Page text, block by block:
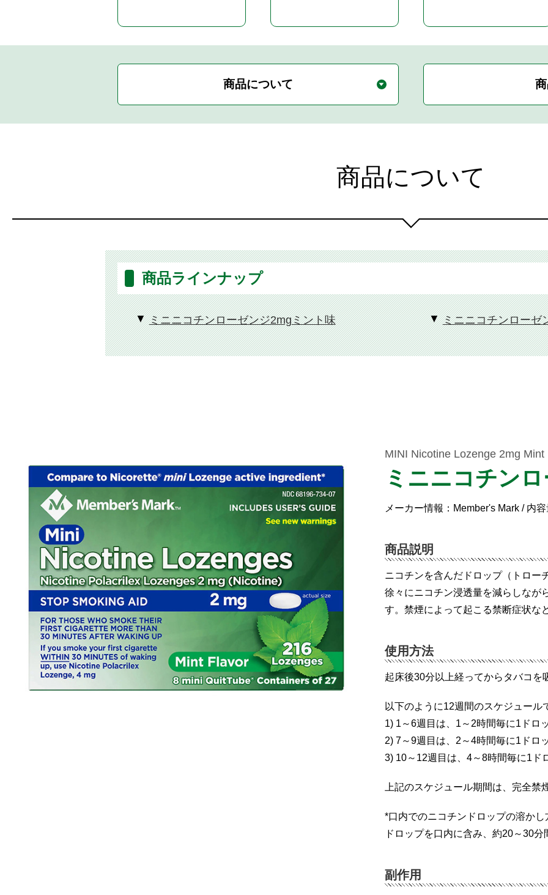
商品について
商品について
商品ラインナップ
ミニニコチンローゼンジ2mgミント味 ミニニコチンローゼ
MINI Nicotine Lozenge 2mg Mint
ミニニコチン
メーカー情報：Member's Mark / 内
商品説明
ニコチンを含んだドロップ（トロー
徐々にニコチン浸透量を減らしなが
す。禁煙によって起こる禁断症状な
使用方法
起床後30分以上経ってからタバコを
以下のように12週間のスケジュール
1) 1～6週目は、1～2時間毎に1ドロ
2) 7～9週目は、2～4時間毎に1ドロ
3) 10～12週目は、4～8時間毎に1ド
上記のスケジュール期間は、完全禁
*口内でのニコチンドロップの溶かし
ドロップを口内に含み、約20～30分
副作用